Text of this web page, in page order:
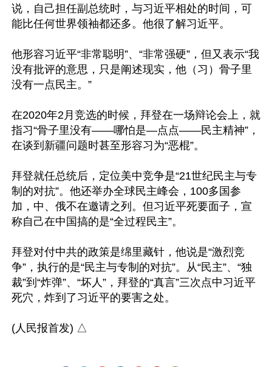
说，自己担任副总统时，与习近平相处的时间，可
能比任何世界领袖都还多。他很了解习近平。
他形容习近平“非常聪明”、“非常强硬”，但又表示“我
没有批评的意思，只是阐述现实，他（习）骨子里
没有一点民主。”
在2020年2月竞选的时候，拜登在一场辩论会上，就
指习“骨子里没有——哪怕是—点点——民主精神”，
在谈到新疆问题时甚至形容习为“恶棍”。
拜登就任总统后，定位美中竞争是“21世纪民主与专
制的对抗”。他还举办全球民主峰会，100多国参
加，中、俄不在邀请之列。但习近平死要面子，宣
称自己在中国搞的是“全过程民主”。
拜登对付中共的政策是绵里藏针，他说是“激烈竞
争”，执行的是“民主与专制的对抗”。从“民主”、“独
裁”到“炸弹”、“坏人”，拜登的“真言”三次点中习近平
死穴，炸到了习近平的要害之处。